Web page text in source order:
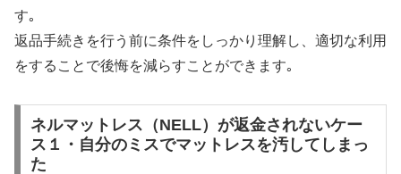
す｡
返品手続きを行う前に条件をしっかり理解し、適切な利用
をすることで後悔を減らすことができます｡
ネルマットレス（NELL）が返金されないケー
ス１・自分のミスでマットレスを汚してしまっ
た